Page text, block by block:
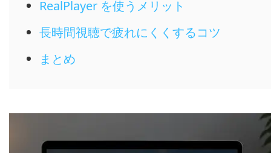
RealPlayer を使うメリット
長時間視聴で疲れにくくするコツ
まとめ